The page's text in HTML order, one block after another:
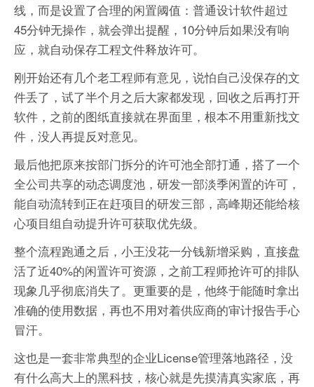
线，而是设置了合理的闲置阈值：普通设计软件超过
45分钟无操作，就会弹出提醒，10分钟后如果没有响
应，就自动保存工程文件释放许可。
刚开始还有几个老工程师有意见，说怕自己没保存的文
件丢了，试了半个月之后大家都发现，回收之后再打开
软件，之前的图纸直接就在界面里，根本不用重新找文
件，没人再提反对意见。
最后他把原来按部门拆分的许可池全部打通，搭了一个
全公司共享的动态调度池，研发一部淡季闲置的许可，
能自动流转到正在赶项目的研发三部，高峰期还能给核
心项目组自动提升许可获取优先级。
整个流程跑通之后，小王没花一分钱新增采购，直接盘
活了近40%的闲置许可资源，之前工程师抢许可的排队
现象几乎彻底消失了。更重要的是，他终于能随时拿出
准确的使用数据，再也不用对着供应商的审计报告手心
冒汗。
这也是一套非常典型的企业License管理落地路径，没
有什么高大上的黑科技，核心就是先摸清真实家底，再